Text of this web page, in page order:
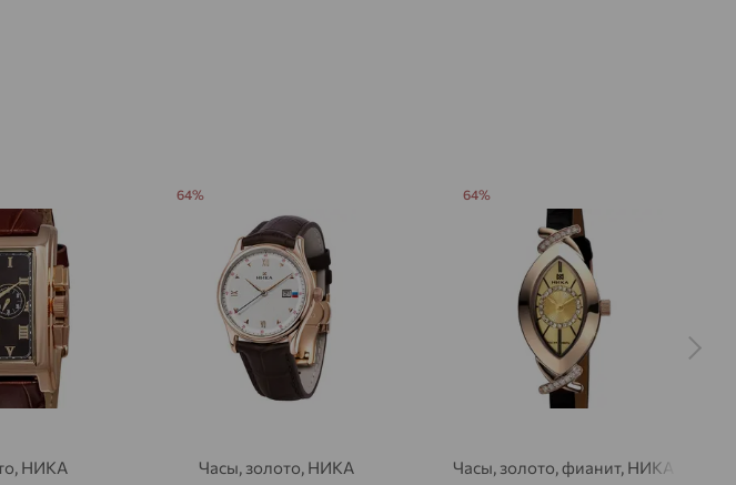
НИКА Часы, золото, НИКА
64%
Часы, золото, фианит, НИКА
64%
доставка
Актюбинский, Азнакаевский район